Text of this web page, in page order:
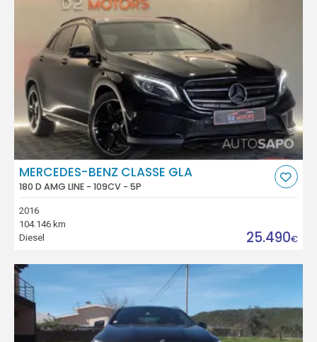
MERCEDES-BENZ CLASSE GLA
180 D AMG LINE - 109CV - 5P
2016
104.146 km
Diesel
25.490€